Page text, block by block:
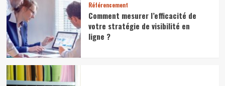
Référencement
Comment mesurer l’efficacité de
votre stratégie de visibilité en
ligne ?